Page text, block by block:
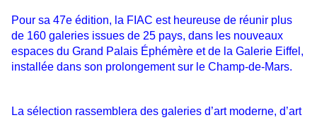
Pour sa 47e édition, la FIAC est heureuse de réunir plus
de 160 galeries issues de 25 pays, dans les nouveaux
espaces du Grand Palais Éphémère et de la Galerie Eiffel,
installée dans son prolongement sur le Champ-de-Mars.
La sélection rassemblera des galeries d’art moderne, d’art